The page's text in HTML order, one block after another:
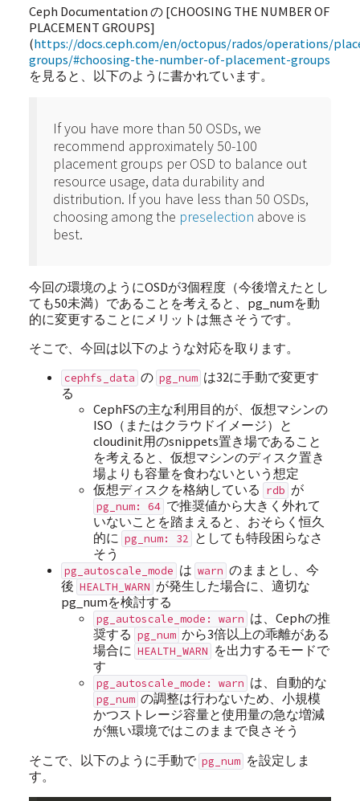
Ceph Documentation の [CHOOSING THE NUMBER OF
PLACEMENT GROUPS]
(https://docs.ceph.com/en/octopus/rados/operations/
groups/#choosing-the-number-of-placement-groups
を見ると、以下のように書かれています。
If you have more than 50 OSDs, we
recommend approximately 50-100
placement groups per OSD to balance out
resource usage, data durability and
distribution. If you have less than 50 OSDs,
choosing among the preselection above is
best.
今回の環境のようにOSDが3個程度（今後増えたとし
ても50未満）であることを考えると、pg_numを動
的に変更することにメリットは無さそうです。
そこで、今回は以下のような対応を取ります。
cephfs_data の pg_num は32に手動で変更す
る
CephFSの主な利用目的が、仮想マシンの
ISO（またはクラウドイメージ）と
cloudinit用のsnippets置き場であること
を考えると、仮想マシンのディスク置き
場よりも容量を食わないという想定
仮想ディスクを格納している rdb が
pg_num: 64 で推奨値から大きく外れて
いないことを踏まえると、おそらく恒久
的に pg_num: 32 としても特段困らなさ
そう
pg_autoscale_mode は warn のままとし、今
後 HEALTH_WARN が発生した場合に、適切な
pg_numを検討する
pg_autoscale_mode: warn は、Cephの推
奨する pg_num から3倍以上の乖離がある
場合に HEALTH_WARN を出力するモードで
す
pg_autoscale_mode: warn は、自動的な
pg_num の調整は行わないため、小規模
かつストレージ容量と使用量の急な増減
が無い環境ではこのままで良さそう
そこで、以下のように手動で pg_num を設定しま
す。